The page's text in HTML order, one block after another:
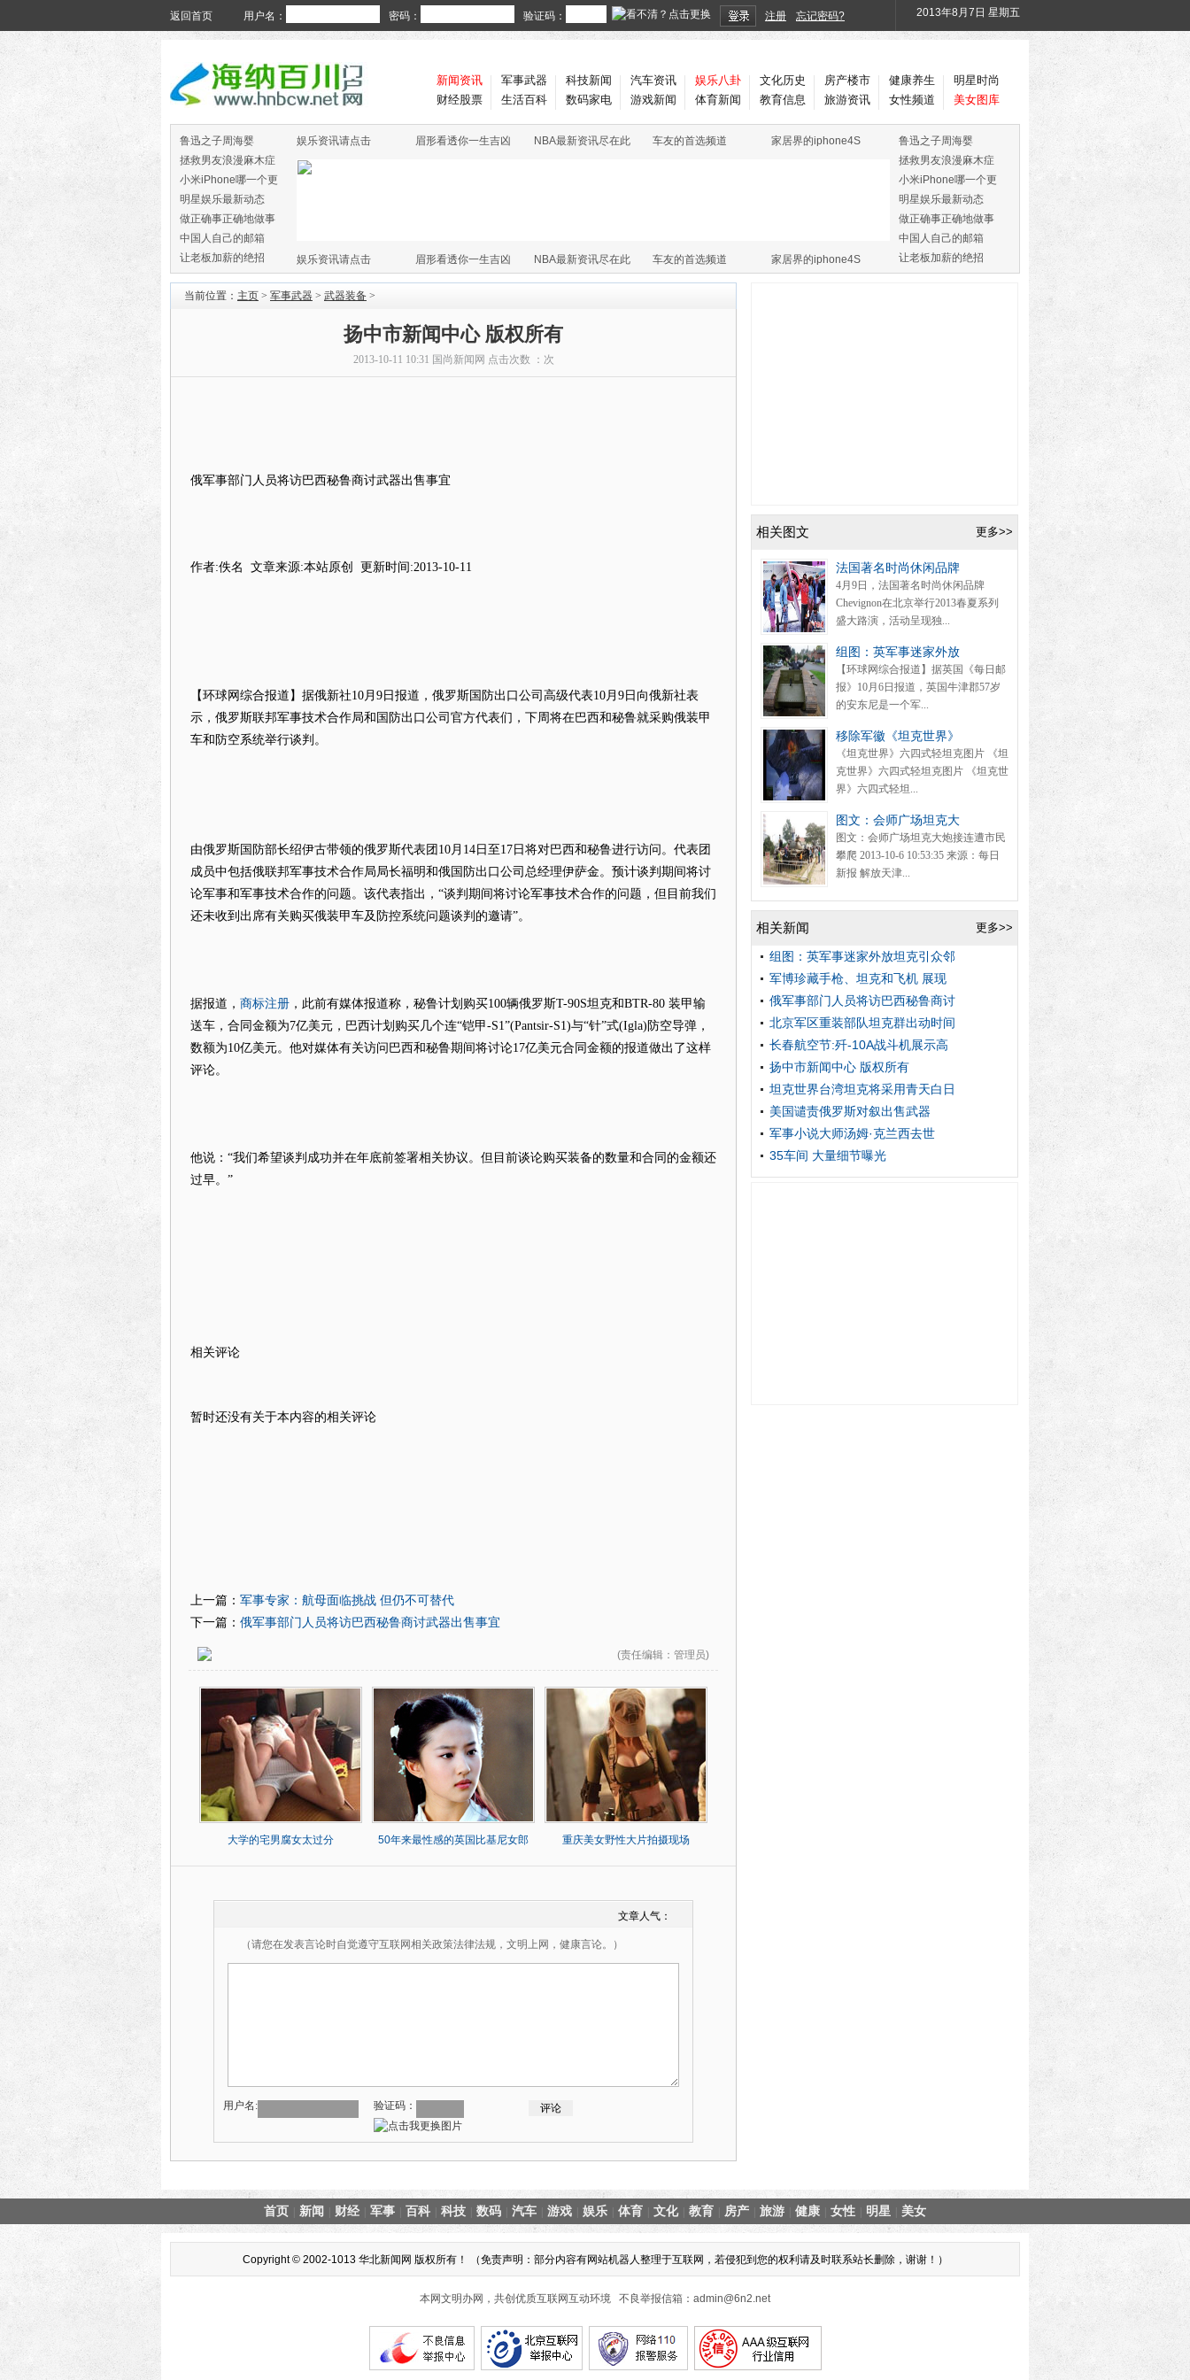
返回首页 用户名： 密码： 验证码： 注册 忘记密码? 2013年8月7日 星期五
新闻资讯
财经股票
军事武器
生活百科
科技新闻
数码家电
汽车资讯
游戏新闻
娱乐八卦
体育新闻
文化历史
教育信息
房产楼市
旅游资讯
健康养生
女性频道
明星时尚
美女图库
鲁迅之子周海婴
拯救男友浪漫麻木症
小米iPhone哪一个更
火
明星娱乐最新动态
做正确事正确地做事
中国人自己的邮箱
让老板加薪的绝招
娱乐资讯请点击 眉形看透你一生吉凶 NBA最新资讯尽在此 车友的首选频道 家居界的iphone4S
娱乐资讯请点击 眉形看透你一生吉凶 NBA最新资讯尽在此 车友的首选频道 家居界的iphone4S
鲁迅之子周海婴
拯救男友浪漫麻木症
小米iPhone哪一个更
火
明星娱乐最新动态
做正确事正确地做事
中国人自己的邮箱
让老板加薪的绝招
当前位置： 主页 > 军事武器 > 武器装备 >
扬中市新闻中心 版权所有
2013-10-11 10:31 国尚新闻网 点击次数 ： 次
俄军事部门人员将访巴西秘鲁商讨武器出售事宜
作者:佚名 文章来源:本站原创 更新时间:2013-10-11
【环球网综合报道】据俄新社10月9日报道，俄罗斯国防出口公司高级代表10月9日向俄新社表
示，俄罗斯联邦军事技术合作局和国防出口公司官方代表们，下周将在巴西和秘鲁就采购俄装甲
车和防空系统举行谈判。
由俄罗斯国防部长绍伊古带领的俄罗斯代表团10月14日至17日将对巴西和秘鲁进行访问。代表团
成员中包括俄联邦军事技术合作局局长福明和俄国防出口公司总经理伊萨金。预计谈判期间将讨
论军事和军事技术合作的问题。该代表指出，“谈判期间将讨论军事技术合作的问题，但目前我们
还未收到出席有关购买俄装甲车及防控系统问题谈判的邀请”。
据报道， 商标注册，此前有媒体报道称，秘鲁计划购买100辆俄罗斯T-90S坦克和BTR-80 装甲输
送车，合同金额为7亿美元，巴西计划购买几个连“铠甲-S1”(Pantsir-S1)与“针”式(Igla)防空导弹，
数额为10亿美元。他对媒体有关访问巴西和秘鲁期间将讨论17亿美元合同金额的报道做出了这样
评论。
他说：“我们希望谈判成功并在年底前签署相关协议。但目前谈论购买装备的数量和合同的金额还
过早。”
相关评论
暂时还没有关于本内容的相关评论
上一篇： 军事专家：航母面临挑战 但仍不可替代
下一篇： 俄军事部门人员将访巴西秘鲁商讨武器出售事宜
(责任编辑 ：管理员)
大学的宅男腐女太过分 50年来最性感的英国比基尼女郎 重庆美女野性大片拍摄现场
文章人气：
（请您在发表言论时自觉遵守互联网相关政策法律法规，文明上网，健康言论。）
用户名: 验证码：
更多>>
相关图文
法国著名时尚休闲品牌
4月9日，法国著名时尚休闲品牌
Chevignon在北京举行2013春夏系列
盛大路演，活动呈现独...
组图：英军事迷家外放
【环球网综合报道】据英国《每日邮
报》10月6日报道，英国牛津郡57岁
的安东尼是一个军...
移除军徽《坦克世界》
《坦克世界》六四式轻坦克图片 《坦
克世界》六四式轻坦克图片 《坦克世
界》六四式轻坦...
图文：会师广场坦克大
图文：会师广场坦克大炮接连遭市民
攀爬 2013-10-6 10:53:35 来源：每日
新报 解放天津...
更多>>
相关新闻
组图：英军事迷家外放坦克引众邻
军博珍藏手枪、坦克和飞机 展现
俄军事部门人员将访巴西秘鲁商讨
北京军区重装部队坦克群出动时间
长春航空节:歼-10A战斗机展示高
扬中市新闻中心 版权所有
坦克世界台湾坦克将采用青天白日
美国谴责俄罗斯对叙出售武器
军事小说大师汤姆·克兰西去世
35车间 大量细节曝光
首页 新闻 财经 军事 百科 科技 数码 汽车 游戏 娱乐 体育 文化 教育 房产 旅游 健康 女性 明星 美女
Copyright © 2002-1013 华北新闻网 版权所有！ （免责声明：部分内容有网站机器人整理于互联网，若侵犯到您的权利请及时联系站长删除，谢谢！）
本网文明办网，共创优质互联网互动环境 不良举报信箱：admin@6n2.net